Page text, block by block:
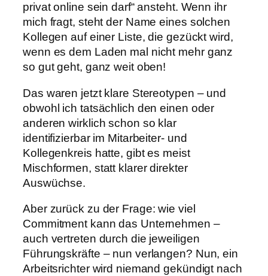
privat online sein darf“ ansteht. Wenn ihr
mich fragt, steht der Name eines solchen
Kollegen auf einer Liste, die gezückt wird,
wenn es dem Laden mal nicht mehr ganz
so gut geht, ganz weit oben!
Das waren jetzt klare Stereotypen – und
obwohl ich tatsächlich den einen oder
anderen wirklich schon so klar
identifizierbar im Mitarbeiter- und
Kollegenkreis hatte, gibt es meist
Mischformen, statt klarer direkter
Auswüchse.
Aber zurück zu der Frage: wie viel
Commitment kann das Unternehmen –
auch vertreten durch die jeweiligen
Führungskräfte – nun verlangen? Nun, ein
Arbeitsrichter wird niemand gekündigt nach